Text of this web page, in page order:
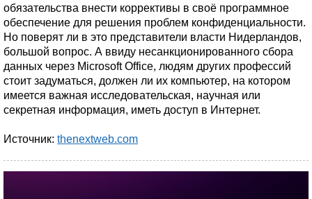
обязательства внести коррективы в своё программное
обеспечение для решения проблем конфиденциальности.
Но поверят ли в это представители власти Нидерландов,
большой вопрос. А ввиду несанкционированного сбора
данных через Microsoft Office, людям других профессий
стоит задуматься, должен ли их компьютер, на котором
имеется важная исследовательская, научная или
секретная информация, иметь доступ в Интернет.
Источник: thenextweb.com